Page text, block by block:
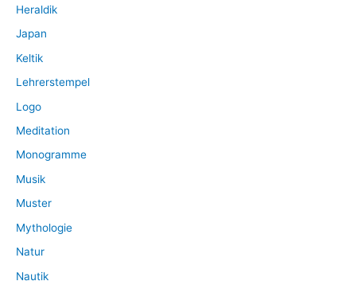
Heraldik
Japan
Keltik
Lehrerstempel
Logo
Meditation
Monogramme
Musik
Muster
Mythologie
Natur
Nautik